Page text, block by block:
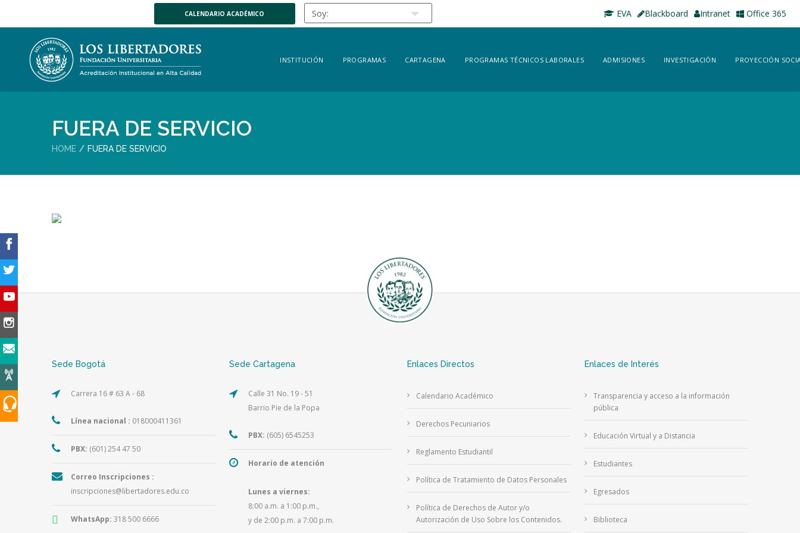
CALENDARIO ACADÉMICO EVA Blackboard Intranet Office 365
INSTITUCIÓN PROGRAMAS CARTAGENA PROGRAMAS TÉCNICOS LABORALES ADMISIONES INVESTIGACIÓN PROYECCIÓN
FUERA DE SERVICIO
HOME FUERA DE SERVICIO
Sede Bogotá
Carrera 16 # 63 A - 68
Línea nacional : 018000411361
PBX: (601) 254 47 50
Correo Inscripciones :
inscripciones@libertadores.edu.co
WhatsApp: 318 500 6666
Sede Cartagena
Calle 31 No. 19 - 51
Barrio Pie de la Popa
PBX: (605) 6545253
Horario de atención
Lunes a viernes:
8:00 a.m. a 1:00 p.m.,
y de 2:00 p.m. a 7:00 p.m.
Enlaces Directos
Calendario Académico
Derechos Pecuniarios
Reglamento Estudiantil
Política de Tratamiento de Datos Personales
Política de Derechos de Autor y/o
Autorización de Uso Sobre los Contenidos.
Enlaces de Interés
Transparencia y acceso a la información
pública
Educación Virtual y a Distancia
Estudiantes
Egresados
Biblioteca